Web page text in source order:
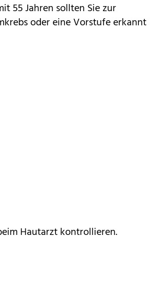
55 Jahren sollten Sie zur
oder eine Vorstufe erkannt
Hautarzt kontrollieren.